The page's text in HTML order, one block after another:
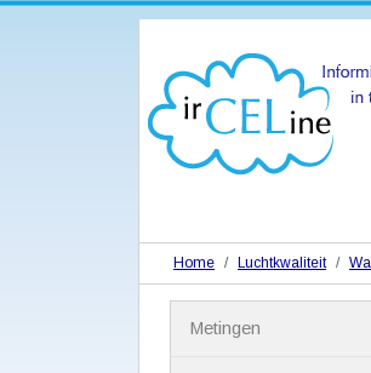
Home Luchtkwaliteit
Metingen